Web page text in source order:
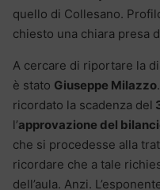
quello di Collesano.
chiesto una chiara presa
A cercare di riportare la
è stato Giuseppe Milazzo
ricordato la scadenza del
l’approvazione del
che si procedesse alla
ricordare che a tale
dell’aula. Anzi.